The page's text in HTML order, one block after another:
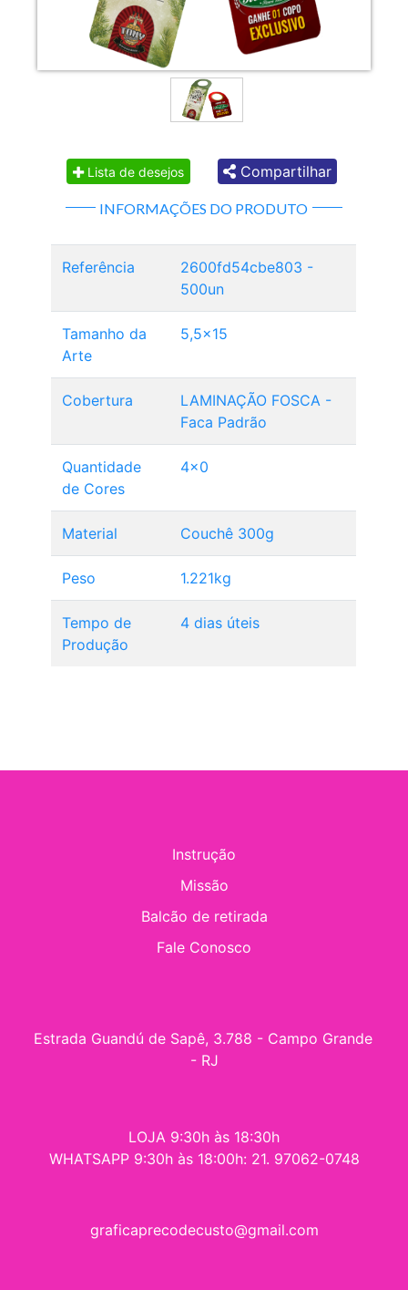
Lista de desejos Compartilhar
INFORMAÇÕES DO PRODUTO
Referência
2600fd54cbe803 -
500un
Tamanho da
Arte
5,5x15
Cobertura
LAMINAÇÃO FOSCA -
Faca Padrão
Quantidade
de Cores
4x0
Material Couchê 300g
Peso 1.221kg
Tempo de
Produção
4 dias úteis
Instrução
Missão
Balcão de retirada
Fale Conosco
Estrada Guandú de Sapê, 3.788 - Campo Grande
- RJ
LOJA 9:30h às 18:30h
WHATSAPP 9:30h às 18:00h: 21. 97062-0748
graficaprecodecusto@gmail.com